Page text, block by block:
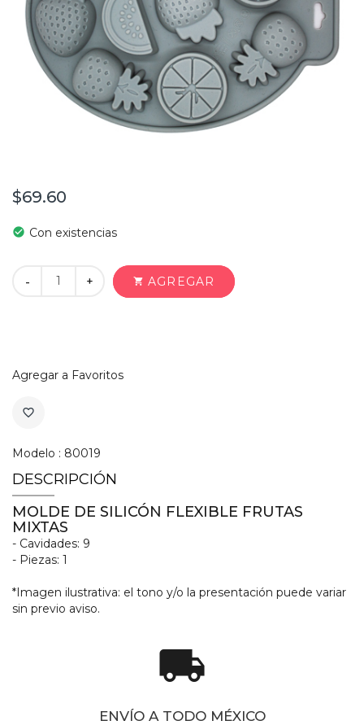
$69.60
check_circle Con existencias
+
- shopping_cart AGREGAR
Agregar a Favoritos
favorite_border
Modelo : 80019
DESCRIPCIÓN
MOLDE DE SILICÓN FLEXIBLE FRUTAS
MIXTAS
- Cavidades: 9
- Piezas: 1
*Imagen ilustrativa: el tono y/o la presentación puede variar
sin previo aviso.
local_shipping
ENVÍO A TODO MÉXICO